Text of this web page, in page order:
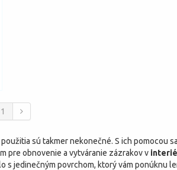
1
sú takmer nekonečné. S ich pomocou
pre obnovenie a vytváranie zázrakov v
jedinečným povrchom, ktorý vám ponúknu